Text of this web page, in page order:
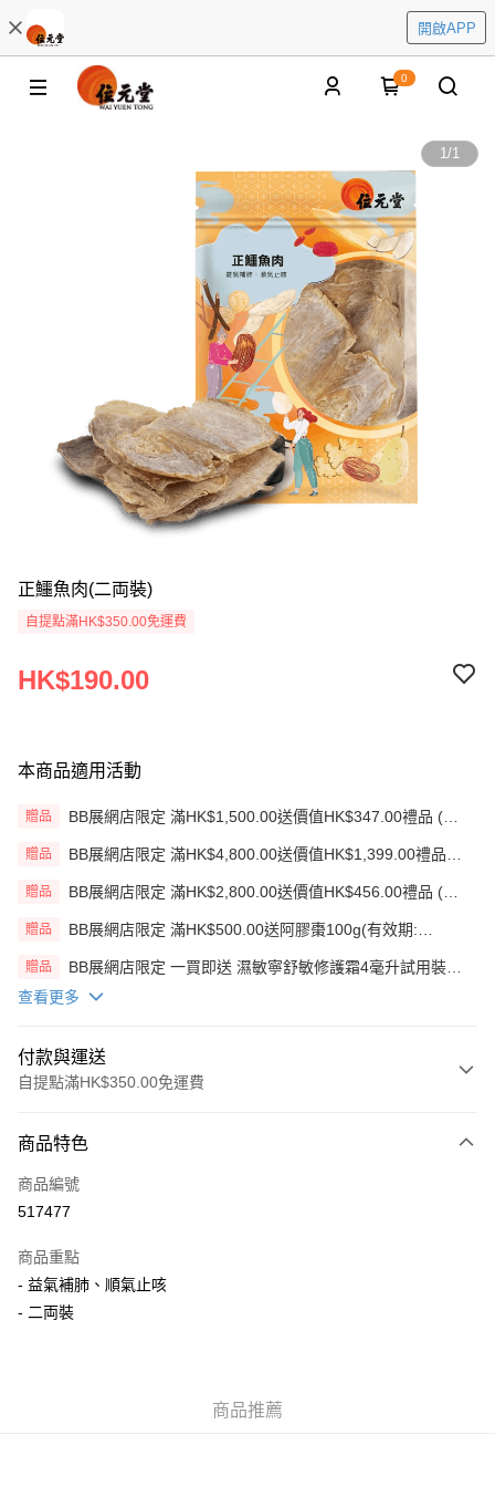
開啟APP
0
1/1
正鱷魚肉(二両裝)
自提點滿HK$350.00免運費
HK$190.00
本商品適用活動
贈品
BB展網店限定 滿HK$1,500.00送價值HK$347.00禮品 (贈
贈品
BB展網店限定 滿HK$4,800.00送價值HK$1,399.00禮品
贈品
BB展網店限定 滿HK$2,800.00送價值HK$456.00禮品 (贈
贈品
BB展網店限定 滿HK$500.00送阿膠棗100g(有效期:
贈品
BB展網店限定 一買即送 濕敏寧舒敏修護霜4毫升試用裝
X2 包(贈品)(送完即止)
查看更多
付款與運送
自提點滿HK$350.00免運費
信用卡
AlipayHK
WeChat Pay
每筆HK$50.00，滿HK$350.00或以上免運費
商品特色
商品編號
517477
商品重點
- 益氣補肺、順氣止咳
- 二両裝
商品推薦